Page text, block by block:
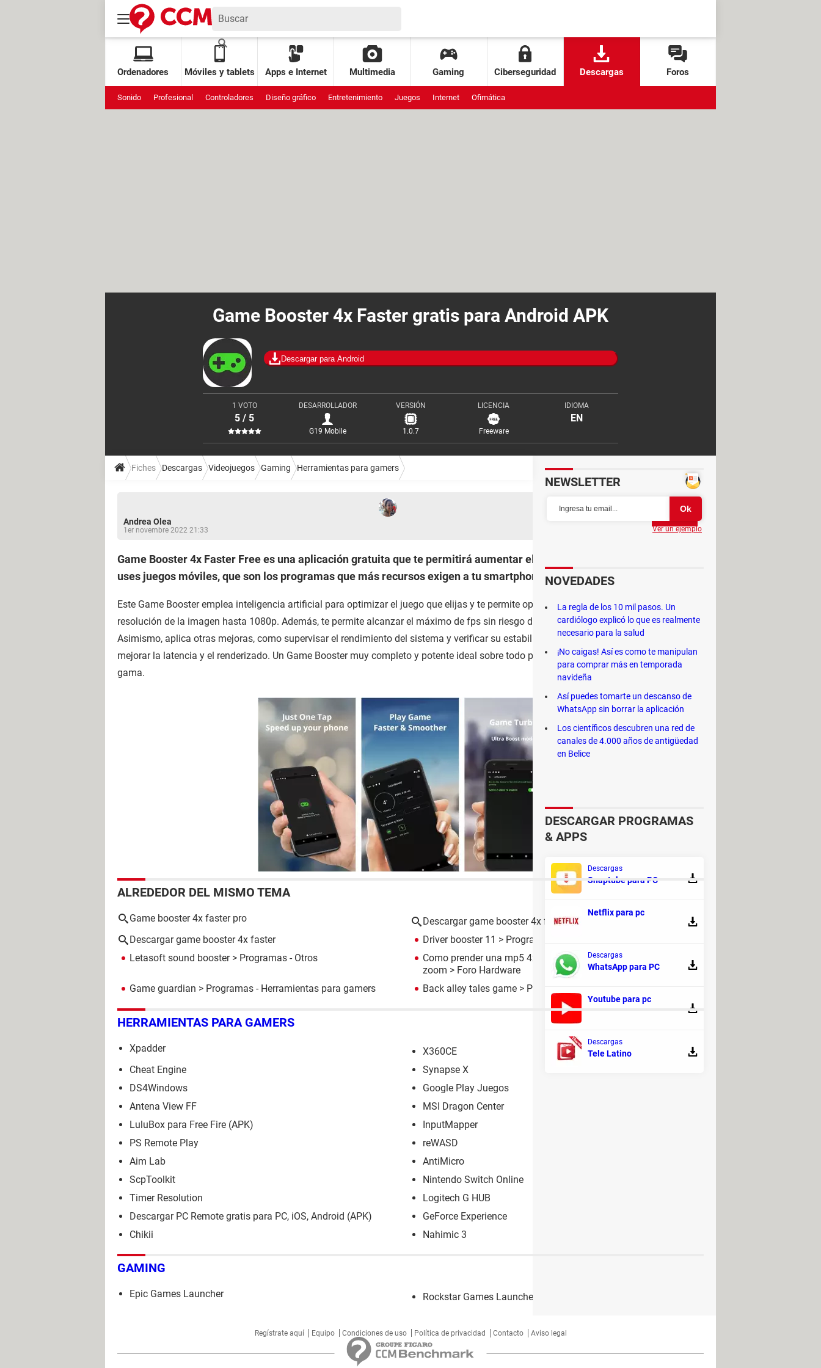
Ordenadores Móviles y tablets Apps e Internet Multimedia Gaming Ciberseguridad Descargas Foros
Sonido Profesional Controladores Diseño gráfico Entretenimiento Juegos Internet Ofimática
Game Booster 4x Faster gratis para Android APK
Descargar para Android
1 VOTO
5 / 5
DESARROLLADOR
G19 Mobile
VERSIÓN
1.0.7
LICENCIA
Freeware
IDIOMA
EN
Fiches Descargas Videojuegos Gaming Herramientas para gamers
Andrea Olea
1er novembre 2022 21:33
Partager
Game Booster 4x Faster Free es una aplicación gratuita que te permitirá aumentar el rendimiento de tu móvil cuando
uses juegos móviles, que son los programas que más recursos exigen a tu smartphone.
Este Game Booster emplea inteligencia artificial para optimizar el juego que elijas y te permite optar a gráficos HDR, así como mejorar la
resolución de la imagen hasta 1080p. Además, te permite alcanzar el máximo de fps sin riesgo de recalentamiento para tu chip.
Asimismo, aplica otras mejoras, como supervisar el rendimiento del sistema y verificar su estabilidad, corregir varios problemas y
mejorar la latencia y el renderizado. Un Game Booster muy completo y potente ideal sobre todo para quienes tienen teléfonos de baja
gama.
ALREDEDOR DEL MISMO TEMA
Game booster 4x faster pro
Descargar game booster 4x faster pro
Descargar game booster 4x faster
Driver booster 11 > Programas - Limpieza y optimización
Letasoft sound booster> Programas - Otros
Como prender una mp5 4x digital video cameran auto aplica
zoom > Foro Hardware
Game guardian > Programas - Herramientas para gamers Back alley tales game > Programas - Adultos
HERRAMIENTAS PARA GAMERS
Xpadder
X360CE
Cheat Engine
Synapse X
DS4Windows
Google Play Juegos
Antena View FF
MSI Dragon Center
LuluBox para Free Fire (APK)
InputMapper
PS Remote Play
reWASD
Aim Lab
AntiMicro
ScpToolkit
Nintendo Switch Online
Timer Resolution
Logitech G HUB
Descargar PC Remote gratis para PC, iOS, Android (APK)
GeForce Experience
Chikii
Nahimic 3
GAMING
Epic Games Launcher Rockstar Games Launcher
NEWSLETTER
Ver un ejemplo
NOVEDADES
La regla de los 10 mil pasos. Un
cardiólogo explicó lo que es realmente
necesario para la salud
¡No caigas! Así es como te manipulan
para comprar más en temporada
navideña
Así puedes tomarte un descanso de
WhatsApp sin borrar la aplicación
Los científicos descubren una red de
canales de 4.000 años de antigüedad
en Belice
DESCARGAR PROGRAMAS
& APPS
Descargas
Snaptube para PC
Netflix para pc
Descargas
WhatsApp para PC
Youtube para pc
Descargas
Tele Latino
Regístrate aquí Equipo Condiciones de uso Política de privacidad Contacto Aviso legal